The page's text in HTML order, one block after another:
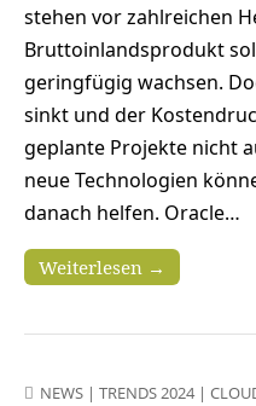
stehen vor zahlreichen
Bruttoinlandsprodukt
geringfügig wachsen.
sinkt und der
geplante Projekte nicht
neue Technologien
danach helfen. Oracle…
Weiterlesen →
NEWS | TRENDS 2024|